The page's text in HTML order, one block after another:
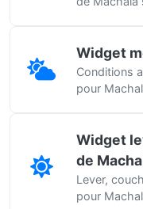
Widget
Conditions
pour
Widget
de
Lever,
pour